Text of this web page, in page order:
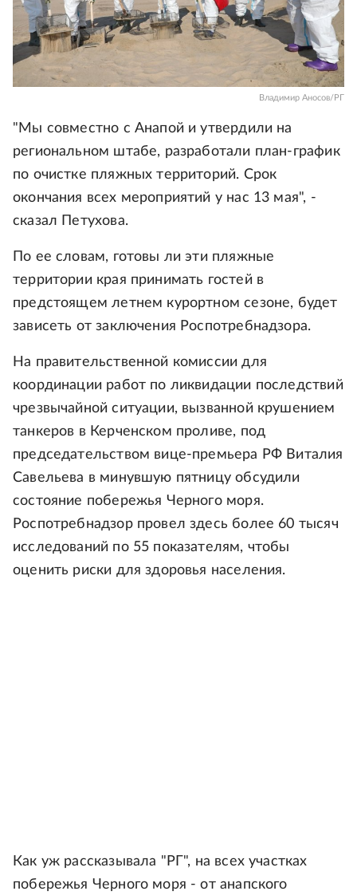
Владимир Аносов/РГ
"Мы совместно с Анапой и утвердили на
региональном штабе, разработали план-график
по очистке пляжных территорий. Срок
окончания всех мероприятий у нас 13 мая", -
сказал Петухова.
По ее словам, готовы ли эти пляжные
территории края принимать гостей в
предстоящем летнем курортном сезоне, будет
зависеть от заключения Роспотребнадзора.
На правительственной комиссии для
координации работ по ликвидации последствий
чрезвычайной ситуации, вызванной крушением
танкеров в Керченском проливе, под
председательством вице-премьера РФ Виталия
Савельева в минувшую пятницу обсудили
состояние побережья Черного моря.
Роспотребнадзор провел здесь более 60 тысяч
исследований по 55 показателям, чтобы
оценить риски для здоровья населения.
Как уж рассказывала "РГ", на всех участках
побережья Черного моря - от анапского